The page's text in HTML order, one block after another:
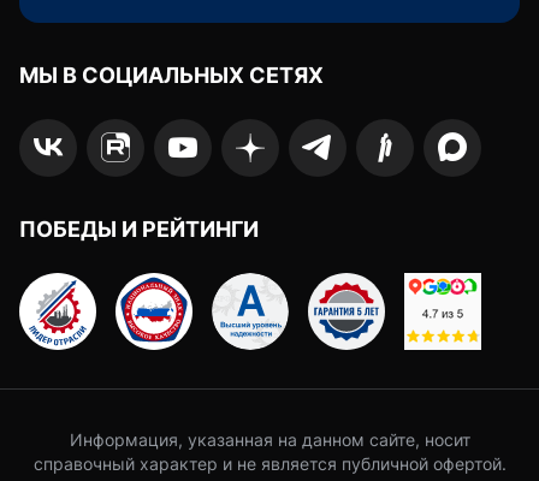
МЫ В СОЦИАЛЬНЫХ СЕТЯХ
ПОБЕДЫ И РЕЙТИНГИ
Информация, указанная на данном сайте, носит
справочный характер и не является публичной офертой.